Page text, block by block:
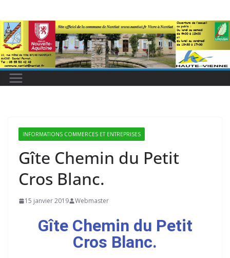
INFORMATIONS COMMERCES ET ENTREPRISES
Gîte Chemin du Petit
Cros Blanc.
15 janvier 2019 Webmaster
Gîte Chemin du Petit
Cros Blanc.